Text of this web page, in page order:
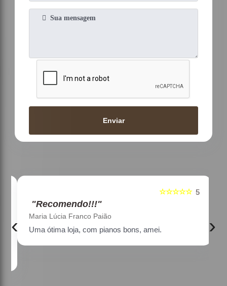
Enviar
5
☆☆☆☆☆
"Recomendo!!!"
Maria Lúcia Franco Paião
Uma ótima loja, com pianos bons, amei.
‹ ›